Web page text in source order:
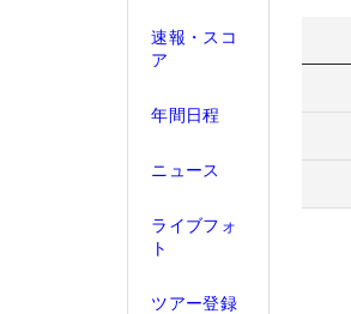
速報・スコ
ア
年間日程
ニュース
ライブフォ
ト
ツアー登録